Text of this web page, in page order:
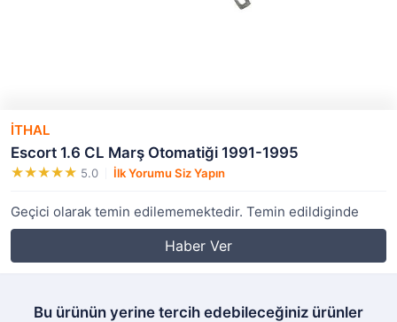
İTHAL
Escort 1.6 CL Marş Otomatiği 1991-1995
5.0 İlk Yorumu Siz Yapın
Geçici olarak temin edilememektedir. Temin edildiginde
Haber Ver
Bu ürünün yerine tercih edebileceğiniz ürünler